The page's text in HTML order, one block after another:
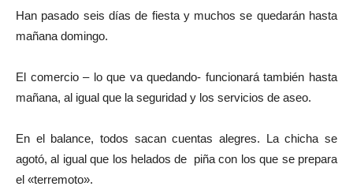
Han pasado seis días de fiesta y muchos se quedarán hasta
mañana domingo.
El comercio – lo que va quedando- funcionará también hasta
mañana, al igual que la seguridad y los servicios de aseo.
En el balance, todos sacan cuentas alegres. La chicha se
agotó, al igual que los helados de piña con los que se prepara
el «terremoto».